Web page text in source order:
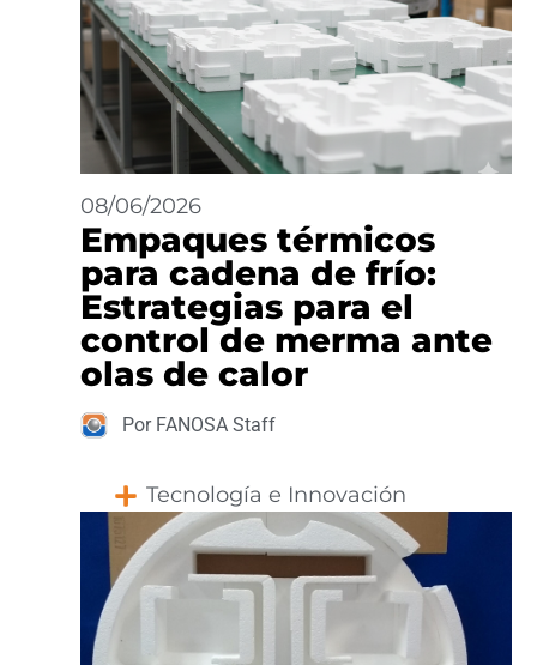
08/06/2026
Empaques térmicos
para cadena de frío:
Estrategias para el
control de merma ante
olas de calor
Por FANOSA Staff
Tecnología e Innovación